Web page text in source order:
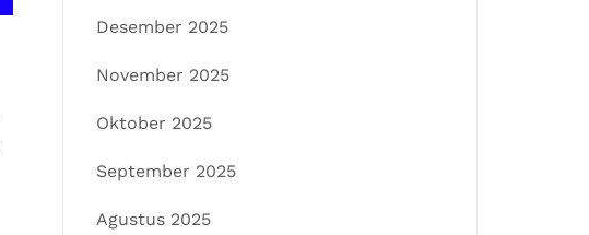
Desember 2025
November 2025
Oktober 2025
September 2025
Agustus 2025